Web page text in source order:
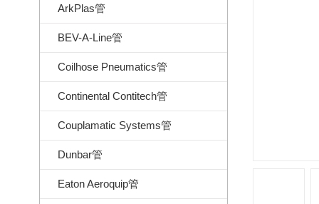
ArkPlas管
BEV-A-Line管
Coilhose Pneumatics管
Continental Contitech管
Couplamatic Systems管
Dunbar管
Eaton Aeroquip管